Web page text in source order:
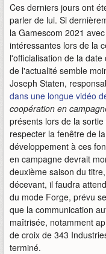
Ces derniers jours ont
parler de lui. Si
la Gamescom 2021
intéressantes lors de la
l'officialisation de la
de l'actualité semble
Joseph Staten,
dans une longue vidéo
coopération en
présents lors de la
respecter la fenêtre de
développement à ces
en campagne devrait
deuxième saison du
décevant, il faudra
du mode Forge, prévu
que la communication
maîtrisée, notamment
de croix de 343
terminé.